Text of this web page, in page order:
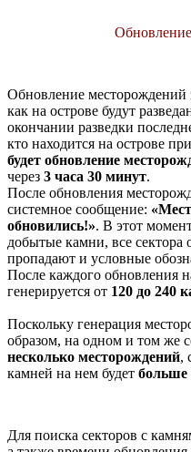
Обновление месторождений
как на острове будут
окончании разведки
кто находится на острове
будет обновление
через 3 часа 30 минут.
После обновления
системное сообщение:
обновились!». В этот
добытые камни, все сектора
пропадают и условные
После каждого обновления
генерируется от 120 до 240
Поскольку генерация
образом, на одном и том же
несколько месторождений,
камней на нем будет больше
Для поиска секторов с